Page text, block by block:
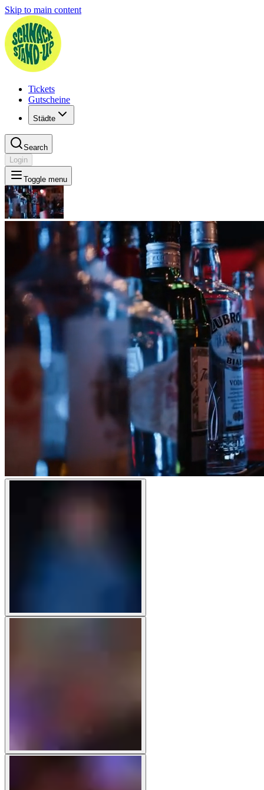
Skip to main content
Tickets
Gutscheine
Städte
Search
Login
Toggle menu